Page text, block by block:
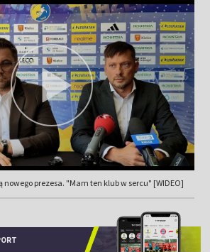
prezesa. "Mam ten klub w sercu" [WIDEO]